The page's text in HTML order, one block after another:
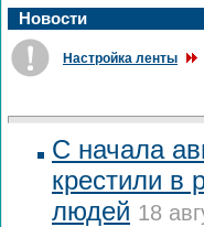
Новости
Настройка ленты
С начала
крестили в
людей 18